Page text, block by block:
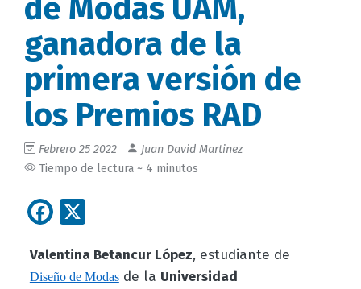
de Modas UAM,
ganadora de la
primera versión de
los Premios RAD
Febrero 25 2022
Juan David Martinez
Tiempo de lectura ~ 4 minutos
Facebook
Valentina Betancur López, estudiante de
Diseño de Modasde la Universidad